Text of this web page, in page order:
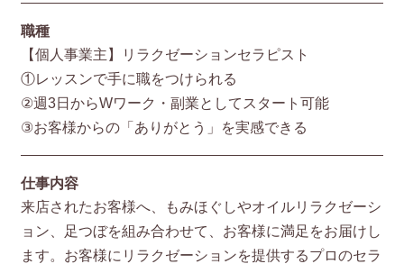
職種
【個人事業主】リラクゼーションセラピスト
①レッスンで手に職をつけられる
②週3日からWワーク・副業としてスタート可能
③お客様からの「ありがとう」を実感できる
仕事内容
来店されたお客様へ、もみほぐしやオイルリラクゼーシ
ョン、足つぼを組み合わせて、お客様に満足をお届けし
ます。お客様にリラクゼーションを提供するプロのセラ